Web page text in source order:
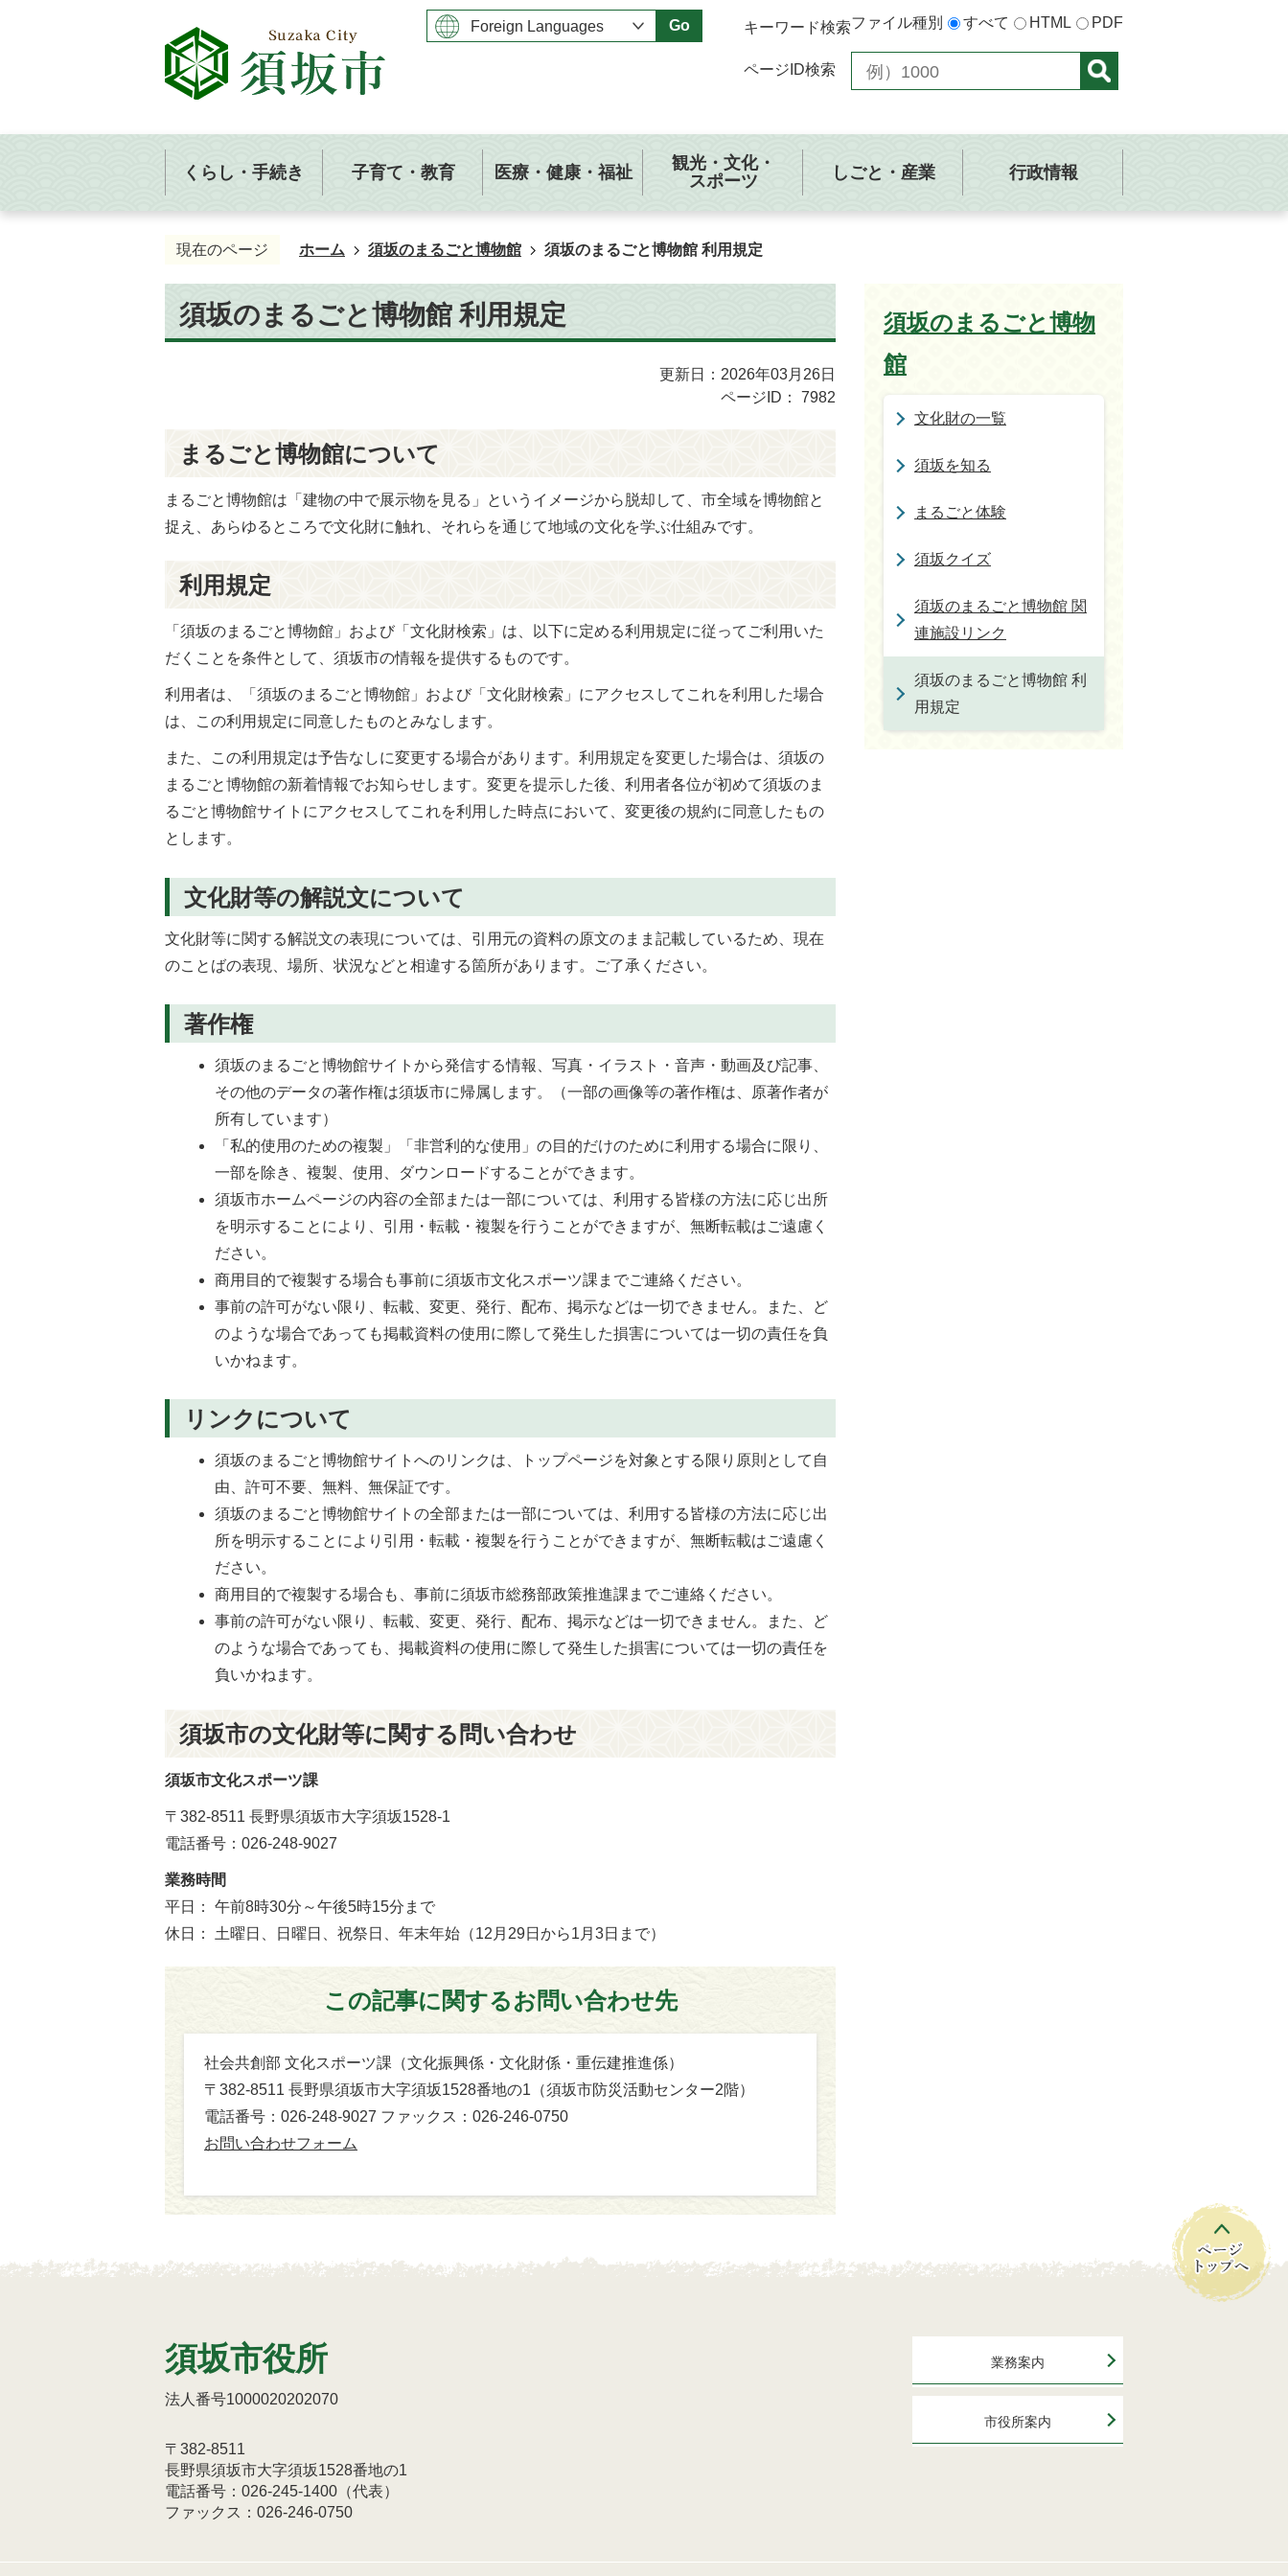
Go キーワード検索ファイル種別 すべて HTML PDF
ページID検索
くらし・手続き 子育て・教育 医療・健康・福祉
観光・文化・
スポーツ
しごと・産業 行政情報
現在のページ ホーム 須坂のまるごと博物館 須坂のまるごと博物館 利用規定
須坂のまるごと博物館 利用規定
更新日：2026年03月26日
ページID：
7982
まるごと博物館について
まるごと博物館は「建物の中で展示物を見る」というイメージから脱却して、市全域を博物館と
捉え、あらゆるところで文化財に触れ、それらを通じて地域の文化を学ぶ仕組みです。
利用規定
「須坂のまるごと博物館」および「文化財検索」は、以下に定める利用規定に従ってご利用いた
だくことを条件として、須坂市の情報を提供するものです。
利用者は、「須坂のまるごと博物館」および「文化財検索」にアクセスしてこれを利用した場合
は、この利用規定に同意したものとみなします。
また、この利用規定は予告なしに変更する場合があります。利用規定を変更した場合は、須坂の
まるごと博物館の新着情報でお知らせします。変更を提示した後、利用者各位が初めて須坂のま
るごと博物館サイトにアクセスしてこれを利用した時点において、変更後の規約に同意したもの
とします。
文化財等の解説文について
文化財等に関する解説文の表現については、引用元の資料の原文のまま記載しているため、現在
のことばの表現、場所、状況などと相違する箇所があります。ご了承ください。
著作権
須坂のまるごと博物館サイトから発信する情報、写真・イラスト・音声・動画及び記事、
その他のデータの著作権は須坂市に帰属します。（一部の画像等の著作権は、原著作者が
所有しています）
「私的使用のための複製」「非営利的な使用」の目的だけのために利用する場合に限り、
一部を除き、複製、使用、ダウンロードすることができます。
須坂市ホームページの内容の全部または一部については、利用する皆様の方法に応じ出所
を明示することにより、引用・転載・複製を行うことができますが、無断転載はご遠慮く
ださい。
商用目的で複製する場合も事前に須坂市文化スポーツ課までご連絡ください。
事前の許可がない限り、転載、変更、発行、配布、掲示などは一切できません。また、ど
のような場合であっても掲載資料の使用に際して発生した損害については一切の責任を負
いかねます。
リンクについて
須坂のまるごと博物館サイトへのリンクは、トップページを対象とする限り原則として自
由、許可不要、無料、無保証です。
須坂のまるごと博物館サイトの全部または一部については、利用する皆様の方法に応じ出
所を明示することにより引用・転載・複製を行うことができますが、無断転載はご遠慮く
ださい。
商用目的で複製する場合も、事前に須坂市総務部政策推進課までご連絡ください。
事前の許可がない限り、転載、変更、発行、配布、掲示などは一切できません。また、ど
のような場合であっても、掲載資料の使用に際して発生した損害については一切の責任を
負いかねます。
須坂市の文化財等に関する問い合わせ
須坂市文化スポーツ課
〒382-8511 長野県須坂市大字須坂1528-1
電話番号：026-248-9027
業務時間
平日： 午前8時30分～午後5時15分まで
休日： 土曜日、日曜日、祝祭日、年末年始（12月29日から1月3日まで）
この記事に関するお問い合わせ先
社会共創部 文化スポーツ課（文化振興係・文化財係・重伝建推進係）
〒382-8511 長野県須坂市大字須坂1528番地の1（須坂市防災活動センター2階）
電話番号：026-248-9027 ファックス：026-246-0750​​​​​​​
お問い合わせフォーム
須坂のまるごと博物
館
文化財の一覧
須坂を知る
まるごと体験
須坂クイズ
須坂のまるごと博物館 関
連施設リンク
須坂のまるごと博物館 利
用規定
須坂市役所
法人番号1000020202070
〒382-8511
長野県須坂市大字須坂1528番地の1
電話番号：026-245-1400（代表）
ファックス：026-246-0750
業務案内
市役所案内